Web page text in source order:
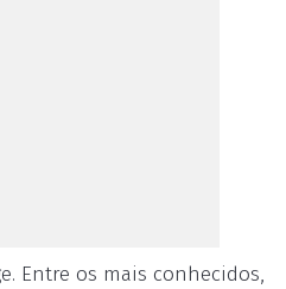
Entre os mais conhecidos,